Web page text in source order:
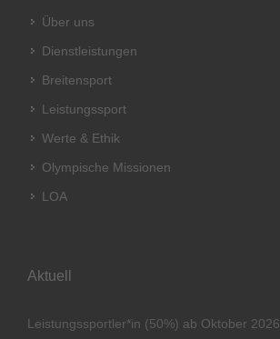
Über uns
Dienstleistungen
Breitensport
Leistungssport
Werte & Ethik
Olympische Missionen
LOA
Aktuell
Leistungssportler*in (50%) ab Oktober 2026